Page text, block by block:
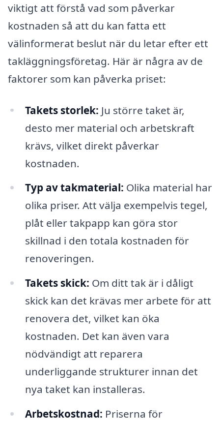
viktigt att förstå vad som påverkar
kostnaden så att du kan fatta ett
välinformerat beslut när du letar efter ett
takläggningsföretag. Här är några av de
faktorer som kan påverka priset:
Takets storlek: Ju större taket är,
desto mer material och arbetskraft
krävs, vilket direkt påverkar
kostnaden.
Typ av takmaterial: Olika material har
olika priser. Att välja exempelvis tegel,
plåt eller takpapp kan göra stor
skillnad i den totala kostnaden för
renoveringen.
Takets skick: Om ditt tak är i dåligt
skick kan det krävas mer arbete för att
renovera det, vilket kan öka
kostnaden. Det kan även vara
nödvändigt att reparera
underliggande strukturer innan det
nya taket kan installeras.
Arbetskostnad: Priserna för